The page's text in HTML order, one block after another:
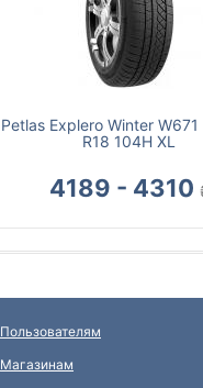
Petlas Explero Winter
R18 104H XL
4189 - 4310
Пользователям
Магазинам